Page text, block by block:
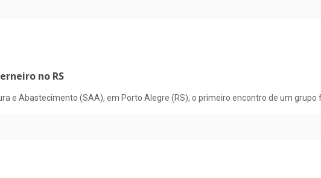
no RS
e Abastecimento (SAA), em Porto Alegre (RS), o primeiro encontro de um grupo